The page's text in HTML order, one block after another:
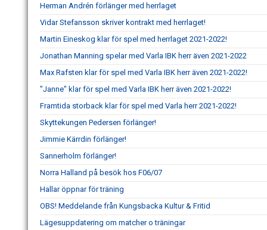
Herman Andrén förlänger med herrlaget
Vidar Stefansson skriver kontrakt med herrlaget!
Martin Eineskog klar för spel med herrlaget 2021-2022!
Jonathan Manning spelar med Varla IBK herr även 2021-2022
Max Rafsten klar för spel med Varla IBK herr även 2021-2022!
"Janne" klar för spel med Varla IBK herr även 2021-2022!
Framtida storback klar för spel med Varla herr 2021-2022!
Skyttekungen Pedersen förlänger!
Jimmie Kärrdin förlänger!
Sannerholm förlänger!
Norra Halland på besök hos F06/07
Hallar öppnar för träning
OBS! Meddelande från Kungsbacka Kultur & Fritid
Lägesuppdatering om matcher o träningar